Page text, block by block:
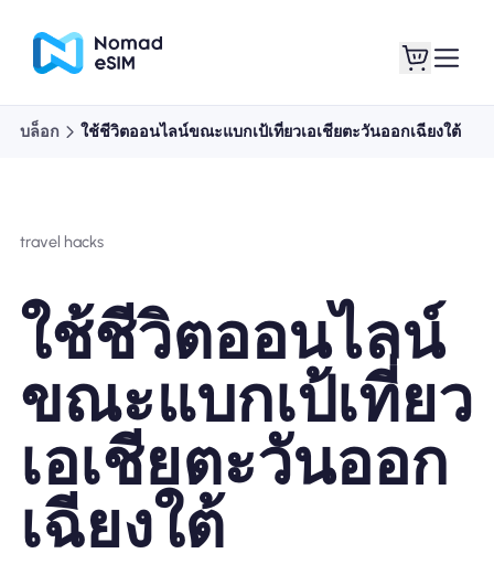
แผนร้านค้า
เกี่ยวกับ eSIM
ทำไมต้อง Nomad eSIM
บล็อก ใช้ชีวิตออนไลน์ขณะแบกเป้เที่ยวเอเชียตะวันออกเฉียงใต้
travel hacks
ใช้ชีวิตออนไลน์
ขณะแบกเป้เที่ยว
เอเชียตะวันออก
เฉียงใต้